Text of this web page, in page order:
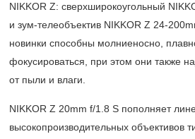
NIKKOR Z: сверхширокоугольный
и зум-телеобъектив NIKKOR Z 24-
новинки способны молниеносно,
фокусироваться, при этом они также
от пыли и влаги.
NIKKOR Z 20mm f/1.8 S пополняет
высокопроизводительных объективов